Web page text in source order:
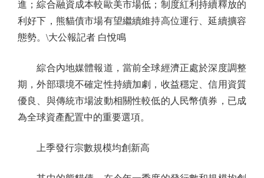
進；綜合融資成本較歐美市場低；制度紅利持續釋放的
利好下，熊貓債市場有望繼續維持高位運行、延續擴容
態勢。\大公報記者 白悅鳴
綜合內地媒體報道，當前全球經濟正處於深度調整
期，外部環境不確定性持續加劇，收益穩定、信用資質
優良、與傳統市場波動相關性較低的人民幣債券，已成
為全球資產配置中的重要選項。
上季發行宗數規模均創新高